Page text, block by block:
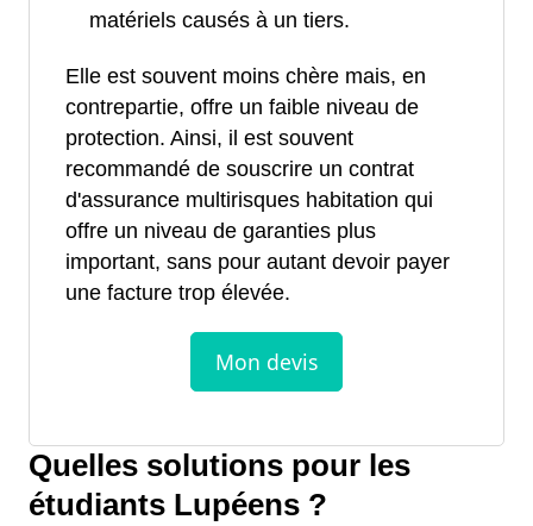
matériels causés à un tiers.
Elle est souvent moins chère mais, en
contrepartie, offre un faible niveau de
protection. Ainsi, il est souvent
recommandé de souscrire un contrat
d'assurance multirisques habitation qui
offre un niveau de garanties plus
important, sans pour autant devoir payer
une facture trop élevée.
Quelles solutions pour les
étudiants Lupéens ?